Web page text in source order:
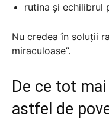
rutina și echilibrul
Nu credea în soluții
miraculoase”.
De ce tot
astfel de